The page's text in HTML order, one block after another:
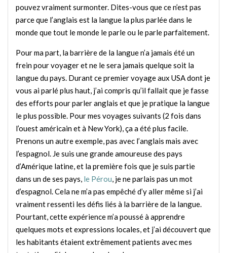
pouvez vraiment surmonter. Dites-vous que ce n’est pas
parce que l’anglais est la langue la plus parlée dans le
monde que tout le monde le parle ou le parle parfaitement.
Pour ma part, la barrière de la langue n’a jamais été un
frein pour voyager et ne le sera jamais quelque soit la
langue du pays. Durant ce premier voyage aux USA dont je
vous ai parlé plus haut, j’ai compris qu’il fallait que je fasse
des efforts pour parler anglais et que je pratique la langue
le plus possible. Pour mes voyages suivants (2 fois dans
l’ouest américain et à New York), ça a été plus facile.
Prenons un autre exemple, pas avec l’anglais mais avec
l’espagnol. Je suis une grande amoureuse des pays
d’Amérique latine, et la première fois que je suis partie
dans un de ses pays, le Pérou, je ne parlais pas un mot
d’espagnol. Cela ne m’a pas empêché d’y aller même si j’ai
vraiment ressenti les défis liés à la barrière de la langue.
Pourtant, cette expérience m’a poussé à apprendre
quelques mots et expressions locales, et j’ai découvert que
les habitants étaient extrêmement patients avec mes